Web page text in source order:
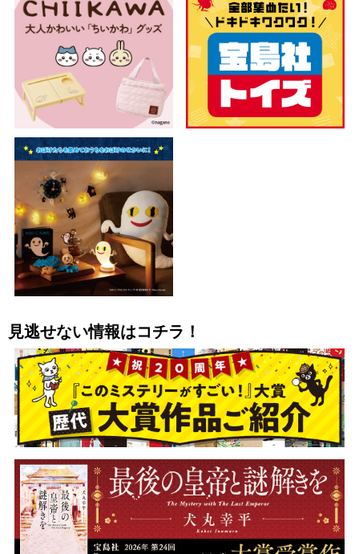
見逃せない情報はコチラ！